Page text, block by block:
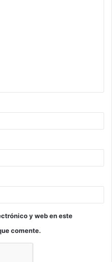
y web en este
comente.